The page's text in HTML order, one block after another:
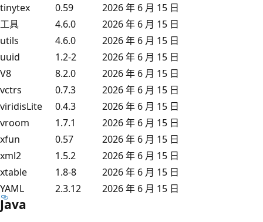
tinytex
0.59
2026 年 6 月 15 日
工具
4.6.0
2026 年 6 月 15 日
utils
4.6.0
2026 年 6 月 15 日
uuid
1.2-2
2026 年 6 月 15 日
V8
8.2.0
2026 年 6 月 15 日
vctrs
0.7.3
2026 年 6 月 15 日
viridisLite
0.4.3
2026 年 6 月 15 日
vroom
1.7.1
2026 年 6 月 15 日
xfun
0.57
2026 年 6 月 15 日
xml2
1.5.2
2026 年 6 月 15 日
xtable
1.8-8
2026 年 6 月 15 日
YAML
2.3.12 2026 年 6 月 15 日
Java